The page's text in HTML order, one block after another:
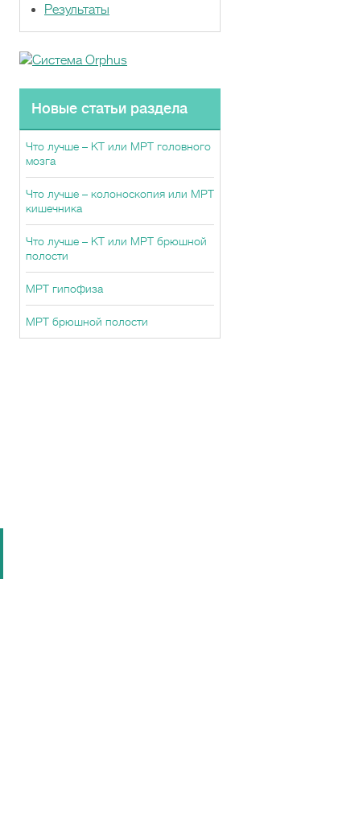
Результаты
Новые статьи раздела
Что лучше – КТ или МРТ головного
мозга
Что лучше – колоноскопия или МРТ
кишечника
Что лучше – КТ или МРТ брюшной
полости
МРТ гипофиза
МРТ брюшной полости